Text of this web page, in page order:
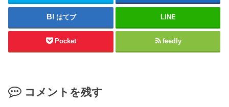
はてブ LINE
Pocket feedly
コメントを残す